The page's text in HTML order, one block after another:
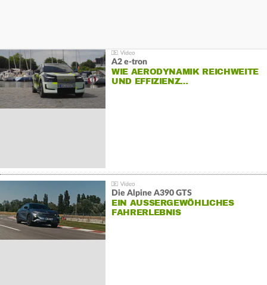
A2 e-tron
WIE AERODYNAMIK REICHWEITE
UND EFFIZIENZ…
Die Alpine A390 GTS
EIN AUSSERGEWÖHLICHES F
AHRERLEBNIS